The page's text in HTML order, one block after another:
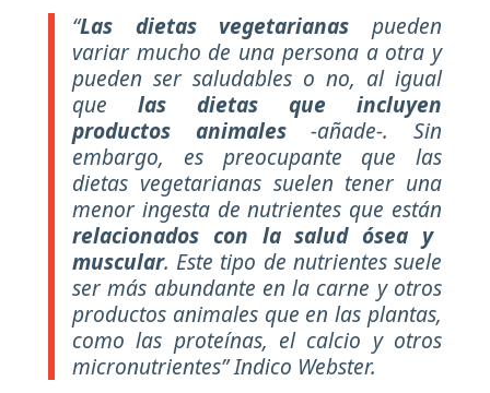
“Las dietas vegetarianas pueden
variar mucho de una persona a otra y
pueden ser saludables o no, al igual
que las dietas que incluyen
productos animales-añade-. Sin
embargo, es preocupante que las
dietas vegetarianas suelen tener una
menor ingesta de nutrientes que están
relacionados con la salud ósea y
muscular. Este tipo de nutrientes suele
ser más abundante en la carne y otros
productos animales que en las plantas,
como las proteínas, el calcio y otros
micronutrientes” Indico Webster.